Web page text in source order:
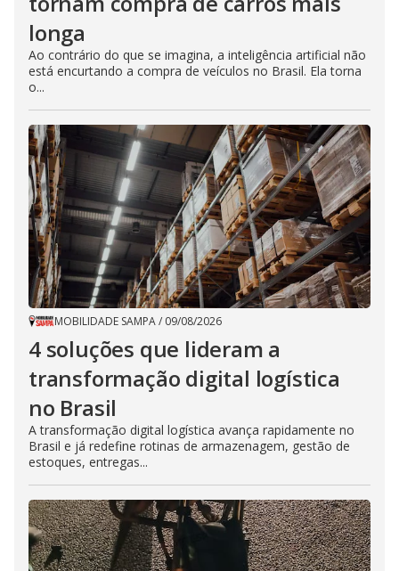
longa
Ao contrário do que se imagina, a inteligência artificial não
está encurtando a compra de veículos no Brasil. Ela torna
o...
MOBILIDADE SAMPA/ 09/08/2026
4 soluções que lideram a
transformação digital logística
no Brasil
A transformação digital logística avança rapidamente no
Brasil e já redefine rotinas de armazenagem, gestão de
estoques, entregas...